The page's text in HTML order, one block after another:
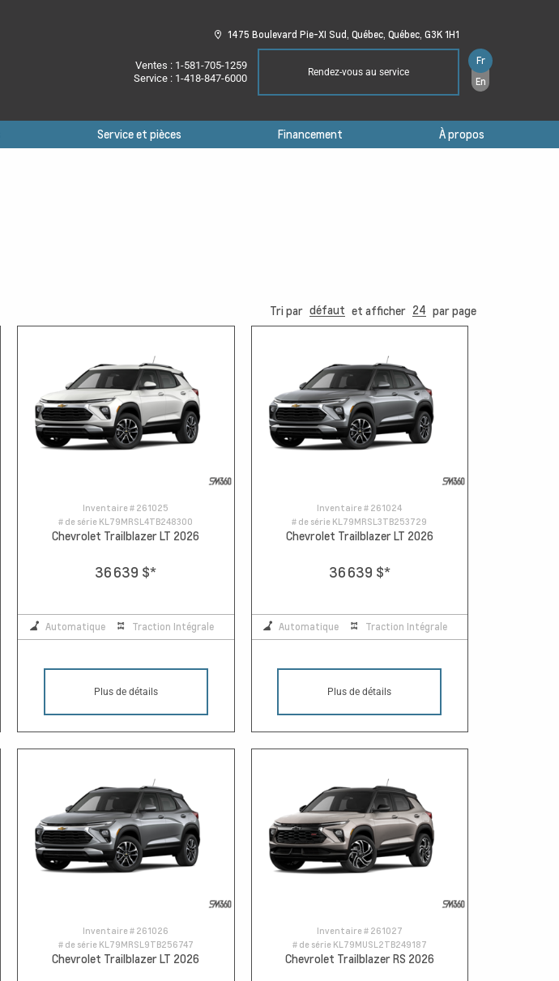
1475 Boulevard Pie-XI Sud, Québec, Québec, G3K 1H1
Ventes : 1-581-705-1259
Service : 1-418-847-6000 Rendez-vous au service
Fr
En
Service et pièces Financement À propos
Tri par défaut et afficher 24 par page
Inventaire # 261025
# de série KL79MRSL4TB248300
Chevrolet Trailblazer LT 2026
36 639 $*
Automatique Traction Intégrale
Plus de détails
Inventaire # 261024
# de série KL79MRSL3TB253729
Chevrolet Trailblazer LT 2026
36 639 $*
Automatique Traction Intégrale
Plus de détails
Inventaire # 261026
# de série KL79MRSL9TB256747
Chevrolet Trailblazer LT 2026
Inventaire # 261027
# de série KL79MUSL2TB249187
Chevrolet Trailblazer RS 2026